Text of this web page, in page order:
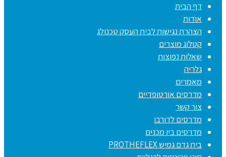
דף הבית
אודות
הצהרת נגישות לבית העסק טכנולג
קטלוג מוצרים
שאלות נפוצות
גלריה
מאמרים
מדרסים אורטופדיים
צור קשר
מדרסים לדורבן
מדרסים ביו מכנים
בית גדם גמיש PROTHEFLEX